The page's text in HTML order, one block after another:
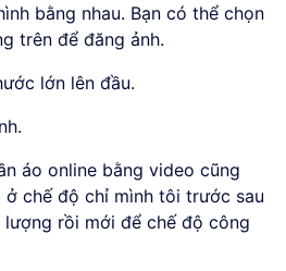
bằng nhau. Bạn có thể chọn
trên để đăng ảnh.
lớn lên đầu.
áo online bằng video cũng
chế độ chỉ mình tôi trước sau
rồi mới để chế độ công